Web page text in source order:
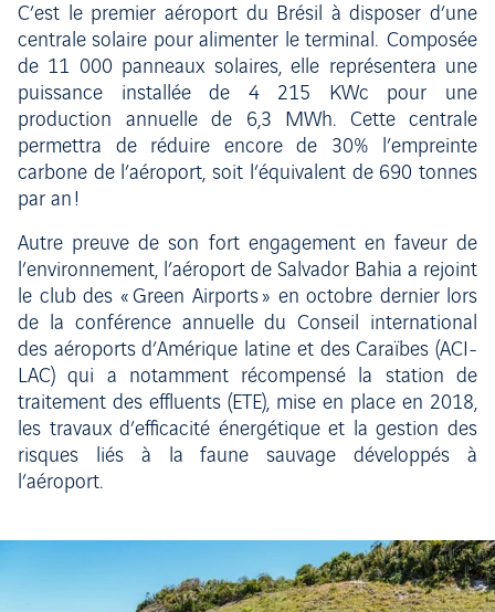
C’est le premier aéroport du Brésil à disposer d’une
centrale solaire pour alimenter le terminal. Composée
de 11 000 panneaux solaires, elle représentera une
puissance installée de 4 215 KWc pour une
production annuelle de 6,3 MWh. Cette centrale
permettra de réduire encore de 30% l’empreinte
carbone de l’aéroport, soit l’équivalent de 690 tonnes
par an !
Autre preuve de son fort engagement en faveur de
l’environnement, l’aéroport de Salvador Bahia a rejoint
le club des « Green Airports » en octobre dernier lors
de la conférence annuelle du Conseil international
des aéroports d’Amérique latine et des Caraïbes (ACI-
LAC) qui a notamment récompensé la station de
traitement des effluents (ETE), mise en place en 2018,
les travaux d’efficacité énergétique et la gestion des
risques liés à la faune sauvage développés à
l’aéroport.